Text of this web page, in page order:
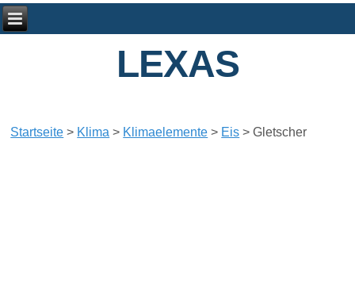
LEXAS
Startseite > Klima > Klimaelemente > Eis >Gletscher